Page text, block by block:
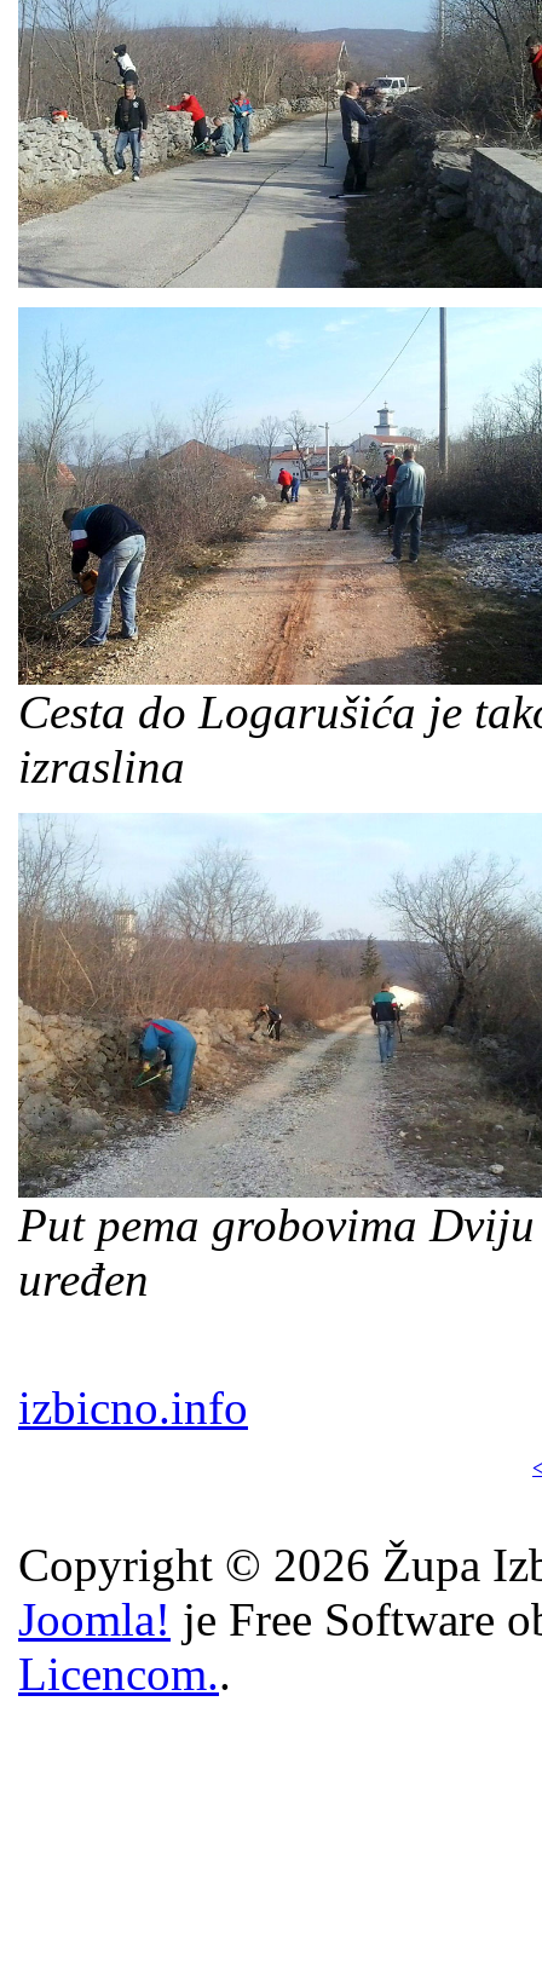
Cesta do Logarušića je
izraslina
Put pema grobovima
uređen
izbicno.info
Copyright © 2026 Župa
Joomla! je Free Software
Licencom..